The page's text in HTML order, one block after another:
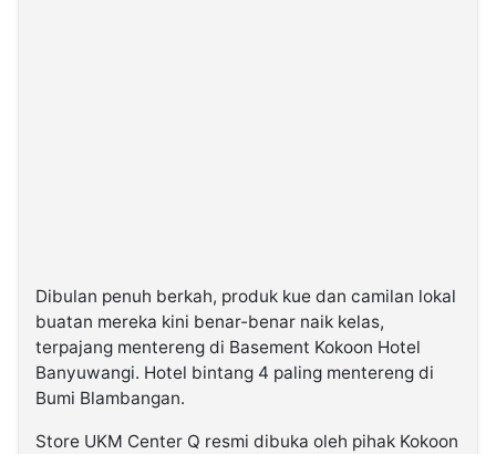
Dibulan penuh berkah, produk kue dan camilan lokal
buatan mereka kini benar-benar naik kelas,
terpajang mentereng di Basement Kokoon Hotel
Banyuwangi. Hotel bintang 4 paling mentereng di
Bumi Blambangan.
Store UKM Center Q resmi dibuka oleh pihak Kokoon